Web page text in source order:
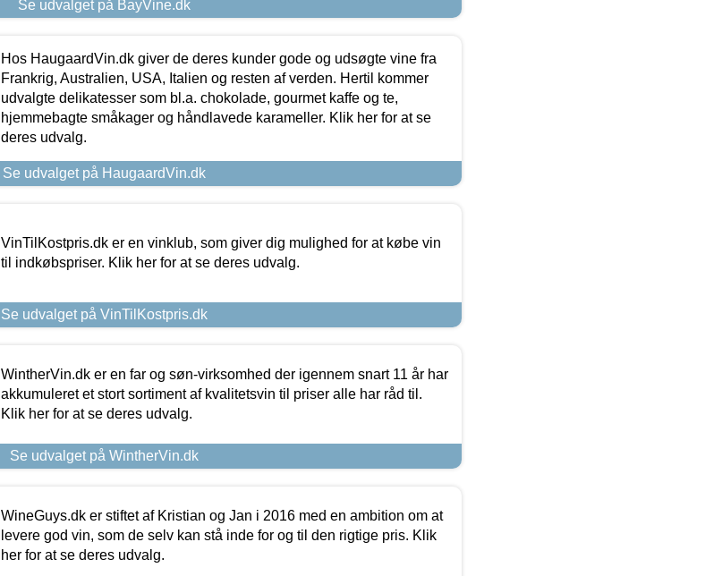
Se udvalget på BayVine.dk
Hos HaugaardVin.dk giver de deres kunder gode og udsøgte vine fra
Frankrig, Australien, USA, Italien og resten af verden. Hertil kommer
udvalgte delikatesser som bl.a. chokolade, gourmet kaffe og te,
hjemmebagte småkager og håndlavede karameller. Klik her for at se
deres udvalg.
Se udvalget på HaugaardVin.dk
VinTilKostpris.dk er en vinklub, som giver dig mulighed for at købe vin
til indkøbspriser. Klik her for at se deres udvalg.
Se udvalget på VinTilKostpris.dk
WintherVin.dk er en far og søn-virksomhed der igennem snart 11 år har
akkumuleret et stort sortiment af kvalitetsvin til priser alle har råd til.
Klik her for at se deres udvalg.
Se udvalget på WintherVin.dk
WineGuys.dk er stiftet af Kristian og Jan i 2016 med en ambition om at
levere god vin, som de selv kan stå inde for og til den rigtige pris. Klik
her for at se deres udvalg.